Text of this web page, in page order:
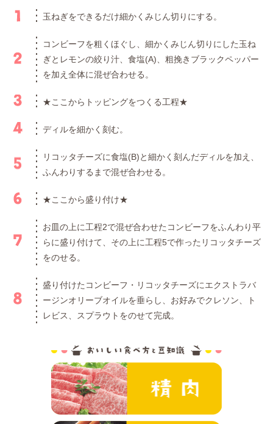
玉ねぎをできるだけ細かくみじん切りにする。
コンビーフを粗くほぐし、細かくみじん切りにした玉ね
ぎとレモンの絞り汁、食塩(A)、粗挽きブラックペッパー
を加え全体に混ぜ合わせる。
★ここからトッピングをつくる工程★
ディルを細かく刻む。
リコッタチーズに食塩(B)と細かく刻んだディルを加え、
ふんわりするまで混ぜ合わせる。
★ここから盛り付け★
お皿の上に工程2で混ぜ合わせたコンビーフをふんわり平
らに盛り付けて、その上に工程5で作ったリコッタチーズ
をのせる。
盛り付けたコンビーフ・リコッタチーズにエクストラバ
ージンオリーブオイルを垂らし、お好みでクレソン、ト
レビス、スプラウトをのせて完成。